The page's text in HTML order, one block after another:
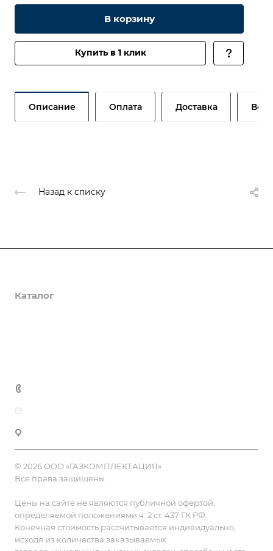
В корзину
Купить в 1 клик
Описание Оплата Доставка
Назад к списку
Каталог
© 2026 ООО «ГАЗКОМПЛЕКТАЦИЯ»
Все права защищены.
Цены на сайте не являются публичной офертой,
определяемой положениями ч. 2 ст. 437 ГК РФ.
Конечная стоимость рассчитывается индивидуально,
исходя из количества заказываемых